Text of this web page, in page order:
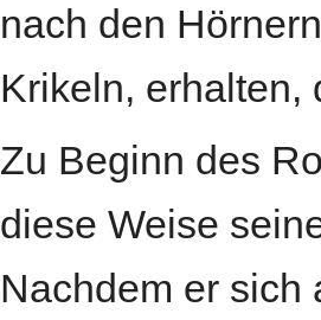
nach den
Krikeln, erhalten,
Zu Beginn des
diese Weise
Nachdem er